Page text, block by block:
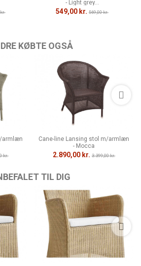
- Light grey...
549,00 kr. 569,00 kr.
KØBTE OGSÅ
armlæn
kr.
Cane-line Lansing stol m/armlæn
- Mocca
2.890,00 kr. 3.399,00 kr.
TIL DIG